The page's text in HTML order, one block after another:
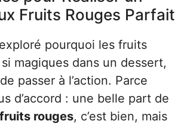
Fruits Rouges Parfait
pourquoi les fruits
magiques dans un dessert,
passer à l’action. Parce
d’accord : une belle part de
rouges, c’est bien, mais